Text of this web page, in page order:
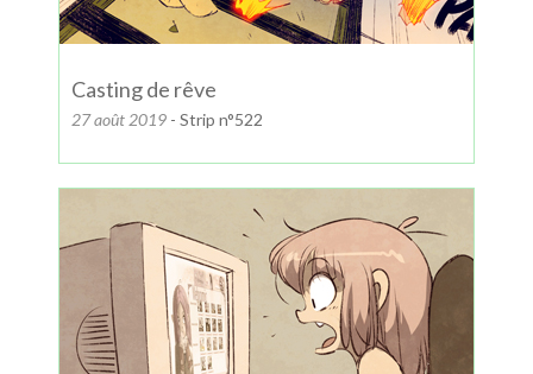
Casting de rêve
27 août 2019 - Strip n°522